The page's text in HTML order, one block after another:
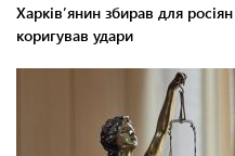
Харків’янин збирав для
коригував удари